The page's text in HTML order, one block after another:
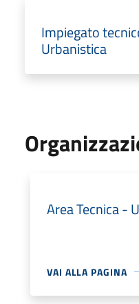
Impiegato
Urbanistica
Area Tecnica -
VAI ALLA PAGINA